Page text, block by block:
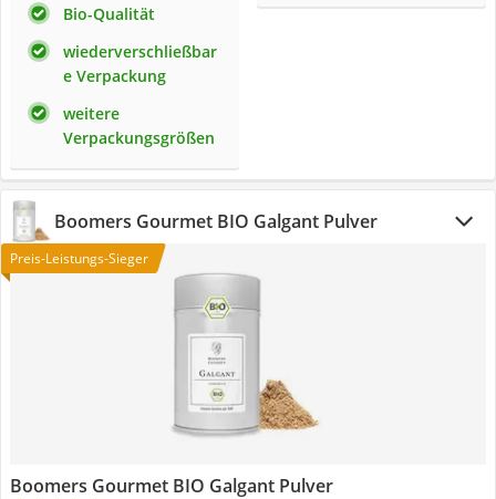
Bio-Qualität
wiederverschließbar
e Verpackung
weitere
Verpackungsgrößen
Boomers Gourmet BIO Galgant Pulver
Preis-Leistungs-Sieger
Boomers Gourmet BIO Galgant Pulver